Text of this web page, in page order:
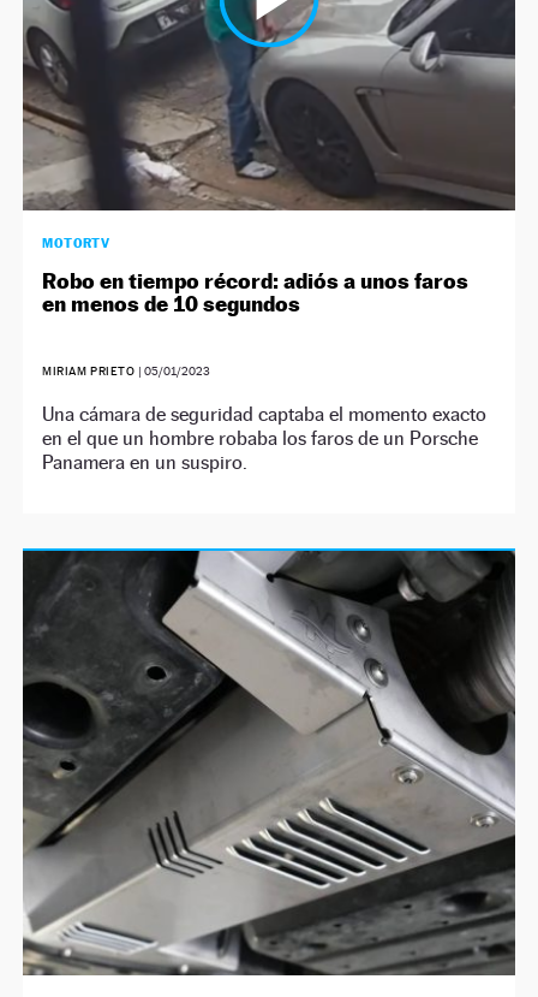
MOTORTV
Robo en tiempo récord: adiós a unos faros
en menos de 10 segundos
MIRIAM PRIETO | 05/01/2023
Una cámara de seguridad captaba el momento exacto
en el que un hombre robaba los faros de un Porsche
Panamera en un suspiro.